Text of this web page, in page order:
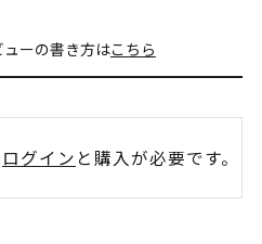
ューの書き方はこちら
ログイン と購入が必要です。